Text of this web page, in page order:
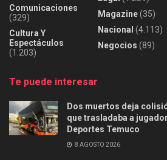
Comunicaciones
(329)
Cultura Y
Espectáculos
(1.203)
Magazine(35)
Nacional (4.113)
Negocios (89)
Te puede interesar
Dos muertos deja
que trasladaba a
Deportes Temuco
8 AGOSTO 2026